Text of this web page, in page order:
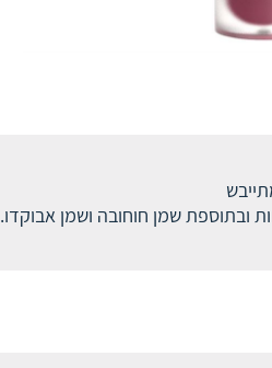
ובתוספת שמן חוחובה ושמן אבוקדו.